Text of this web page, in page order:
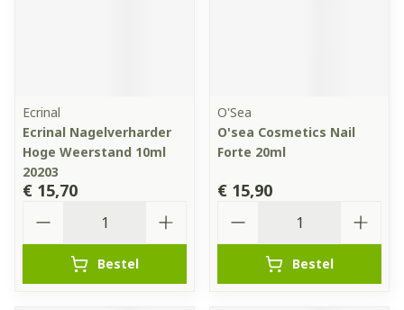
Ecrinal
Ecrinal Nagelverharder
Hoge Weerstand 10ml
20203
€ 15,70
Bestel
O'Sea
O'sea Cosmetics Nail
Forte 20ml
€ 15,90
Bestel